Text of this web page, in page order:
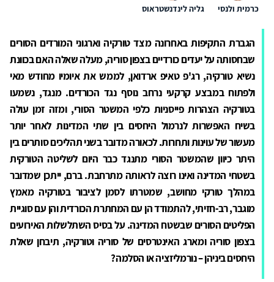
כרמית ולנסי גליה לינדנשטראוס
הגברת התקיפות באחרונה מצד טורקיה וארגוני המורדים הסורים
שבחסותה על יעדים כורדיים בצפון סוריה, מעלה שאלה האם בכוונת
נשיא טורקיה, רג'פ טאיפ ארדואן, לממש את איומיו מחודש מאי
ולפתוח במבצע קרקעי נרחב נוסף נגד הכורדים. מנגד, נשמעו
בטורקיה הצהרות פייסניות כלפי המשטר הסורי, ומזה זמן עולה
בשיח האפשרות לנרמול היחסים בין שתי המדינות לאחר יותר
מעשור של עוינות ותחרות. לכאורה מדובר בשני תהליכים סותרים בין
היתר כיוון שהמשטר הסורי מתנגד כבר היום לשליטה הטורקית
בשטחי המדינה ואינו רוצה לראותה מתרחבת. ברם, ייתכן שמדובר
במהלך טורקי מחושב, שמטרתו לסמן לציבור בטורקיה מאמץ
מוגבר, רב-חזיתי, להתמודד הן עם המחתרת הכורדית והן עם סוגיית
הפליטים הסורים שבשטח המדינה. על בסיס השתלשלות האירועים
בצפון סוריה ומארג האינטרסים של סוריה וטורקיה, תיבחן שאלת
היחסים ביניהן – נורמליזציה או הסלמה?